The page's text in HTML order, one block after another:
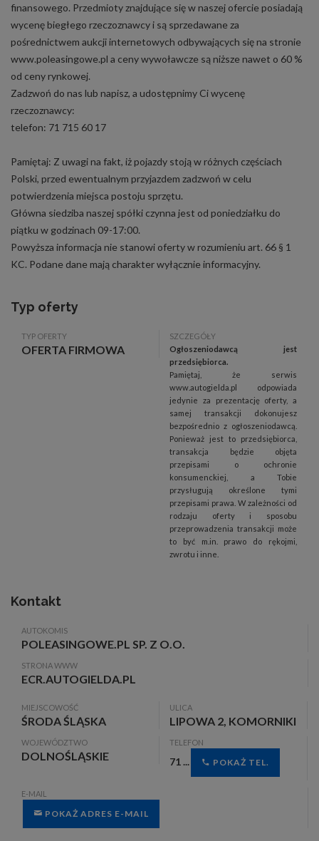
finansowego. Przedmioty znajdujące się w naszej ofercie posiadają
wycenę biegłego rzeczoznawcy i są sprzedawane za
pośrednictwem aukcji internetowych odbywających się na stronie
www.poleasingowe.pl a ceny wywoławcze są niższe nawet o 60 %
od ceny rynkowej.
Zadzwoń do nas lub napisz, a udostępnimy Ci wycenę
rzeczoznawcy:
telefon: 71 715 60 17
Pamiętaj: Z uwagi na fakt, iż pojazdy stoją w różnych częściach
Polski, przed ewentualnym przyjazdem zadzwoń w celu
potwierdzenia miejsca postoju sprzętu.
Główna siedziba naszej spółki czynna jest od poniedziałku do
piątku w godzinach 09-17:00.
Powyższa informacja nie stanowi oferty w rozumieniu art. 66 § 1
KC. Podane dane mają charakter wyłącznie informacyjny.
Typ oferty
TYP OFERTY
OFERTA FIRMOWA
SZCZEGÓŁY
Ogłoszeniodawcą jest
przedsiębiorca.
Pamiętaj, że serwis
www.autogielda.pl odpowiada
jedynie za prezentację oferty, a
samej transakcji dokonujesz
bezpośrednio z ogłoszeniodawcą.
Ponieważ jest to przedsiębiorca,
transakcja będzie objęta
przepisami o ochronie
konsumenckiej, a Tobie
przysługują określone tymi
przepisami prawa. W zależności od
rodzaju oferty i sposobu
przeprowadzenia transakcji może
to być m.in. prawo do rękojmi,
zwrotu i inne.
Kontakt
AUTOKOMIS
POLEASINGOWE.PL SP. Z O.O.
STRONA WWW
ECR.AUTOGIELDA.PL
MIEJSCOWOŚĆ
ŚRODA ŚLĄSKA
ULICA
LIPOWA 2, KOMORNIKI
WOJEWÓDZTWO
DOLNOŚLĄSKIE
TELEFON
71 ... POKAŻ TEL.
E-MAIL
POKAŻ ADRES E-MAIL